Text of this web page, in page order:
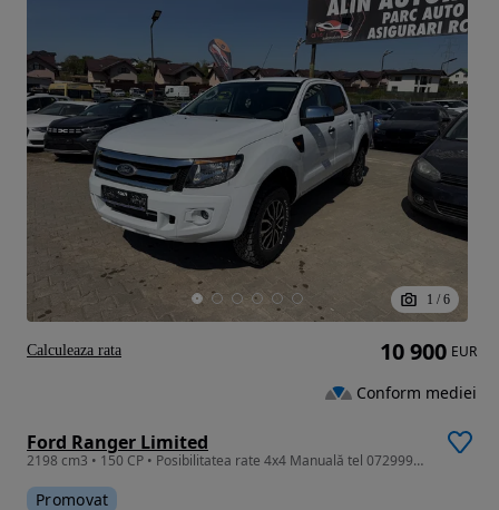
1 / 6
Ford Ranger Limited
2198 cm3 • 150 CP • Posibilitatea rate 4x4 Manuală tel 0729992999
Promovat
10 900 EUR
Conform mediei
Calculeaza rata